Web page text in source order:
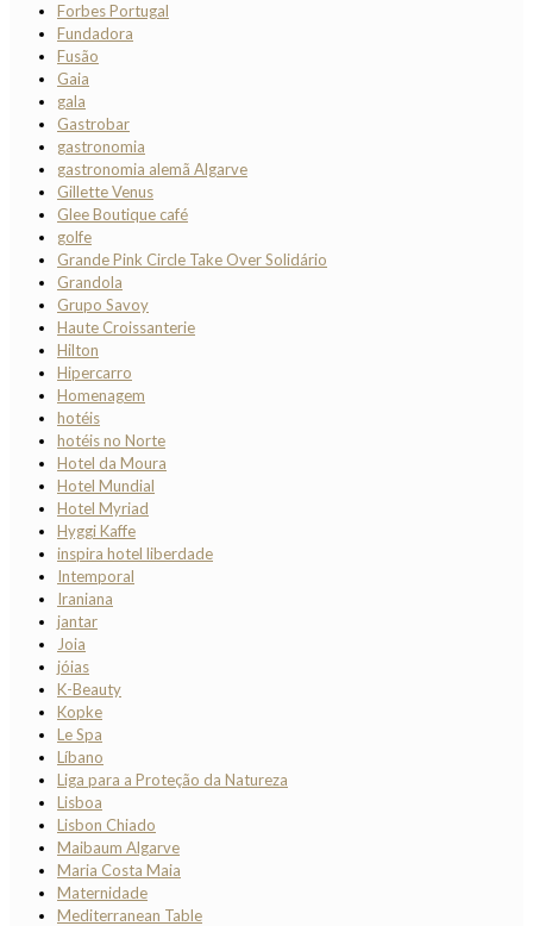
Forbes Portugal
Fundadora
Fusão
Gaia
gala
Gastrobar
gastronomia
gastronomia alemã Algarve
Gillette Venus
Glee Boutique café
golfe
Grande Pink Circle Take Over Solidário
Grandola
Grupo Savoy
Haute Croissanterie
Hilton
Hipercarro
Homenagem
hotéis
hotéis no Norte
Hotel da Moura
Hotel Mundial
Hotel Myriad
Hyggi Kaffe
inspira hotel liberdade
Intemporal
Iraniana
jantar
Joia
jóias
K-Beauty
Kopke
Le Spa
Líbano
Liga para a Proteção da Natureza
Lisboa
Lisbon Chiado
Maibaum Algarve
Maria Costa Maia
Maternidade
Mediterranean Table